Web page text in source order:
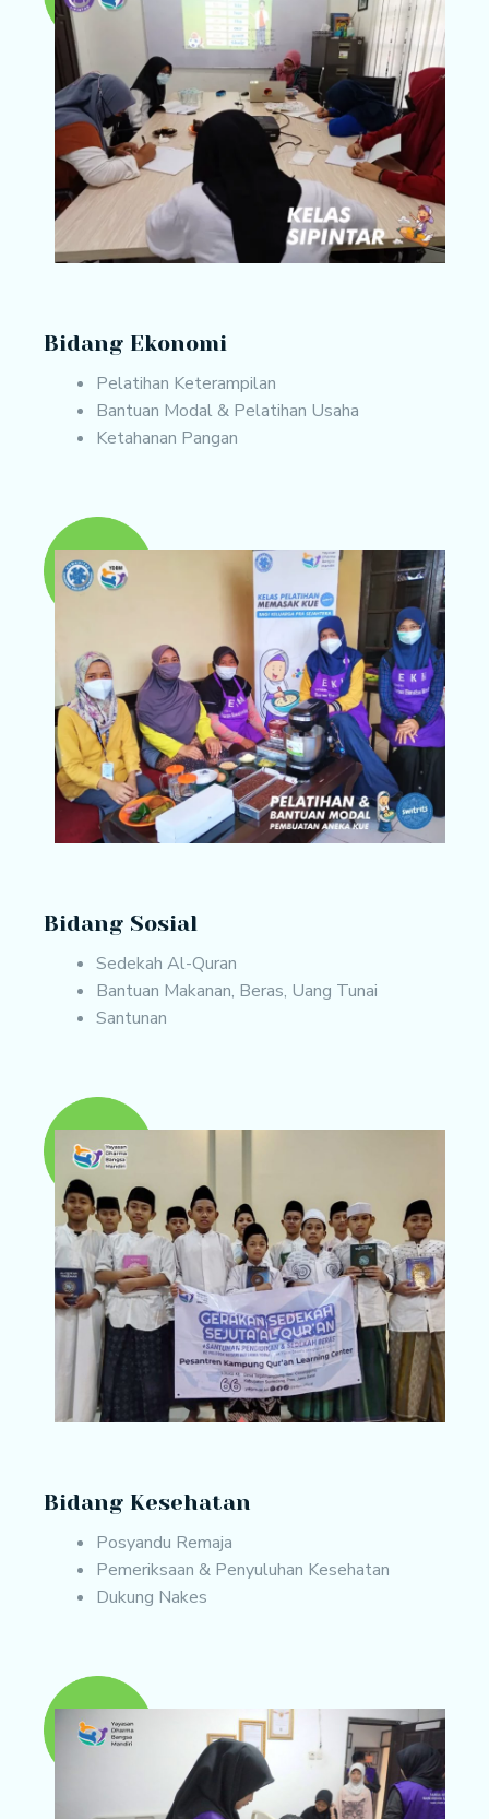
Bidang Ekonomi
Pelatihan Keterampilan
Bantuan Modal & Pelatihan Usaha
Ketahanan Pangan
Bidang Sosial
Sedekah Al-Quran
Bantuan Makanan, Beras, Uang Tunai
Santunan
Bidang Kesehatan
Posyandu Remaja
Pemeriksaan & Penyuluhan Kesehatan
Dukung Nakes